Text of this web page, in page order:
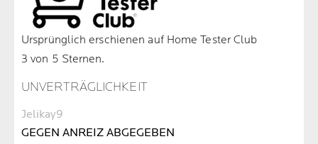
Ursprünglich erschienen auf Home Tester Club
3 von 5 Sternen.
UNVERTRÄGLICHKEIT
Jelikay9
GEGEN ANREIZ ABGEGEBEN